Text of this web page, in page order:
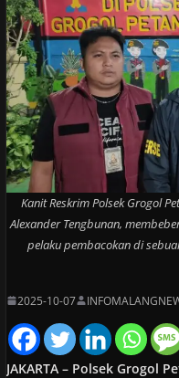
Kanit Reskrim Polsek Grogol
Alexander Tengbunan,
pelaku pembacokan di
2025-10-07
JAKARTA – Polsek Grogol